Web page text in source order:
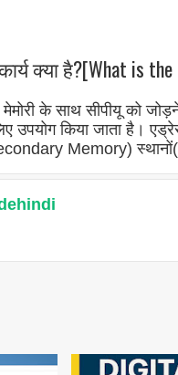
क्या है?[What is
के साथ सीपीयू को
उपयोग किया जाता है।
Memory)